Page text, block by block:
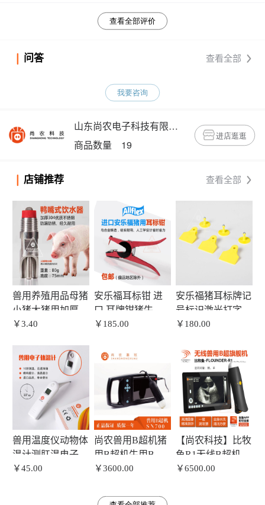
查看全部评价
问答 查看全部
我要咨询
山东尚农电子科技有限公司
商品数量 19
进店逛逛
店铺推荐 查看全部
兽用养殖用品母猪
小猪大猪用加厚不
锈钢猪水嘴猪水咀
￥3.40
安乐福耳标钳 进
口 耳牌钳猪牛羊
耳号钳 耳标安装
￥185.00
安乐福猪耳标牌记
号标识激光打字带
字耳号牌耳牌耳标
￥180.00
兽用温度仪动物体
温计测肛温电子体
温计猪用宠物用体
￥45.00
尚农兽用B超机猪
用B超机牛用B超
机便携式高清彩色
￥3600.00
【尚农科技】比牧
鱼R1无线B超机防
水WiFi掌上兽用B
￥6500.00